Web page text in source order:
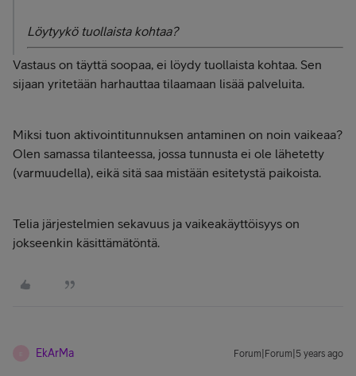
Löytyykö tuollaista kohtaa?
Vastaus on täyttä soopaa, ei löydy tuollaista kohtaa. Sen
sijaan yritetään harhauttaa tilaamaan lisää palveluita.
Miksi tuon aktivointitunnuksen antaminen on noin vaikeaa?
Olen samassa tilanteessa, jossa tunnusta ei ole lähetetty
(varmuudella), eikä sitä saa mistään esitetystä paikoista.
Telia järjestelmien sekavuus ja vaikeakäyttöisyys on
jokseenkin käsittämätöntä.
EkArMa Forum|Forum|5 years ago